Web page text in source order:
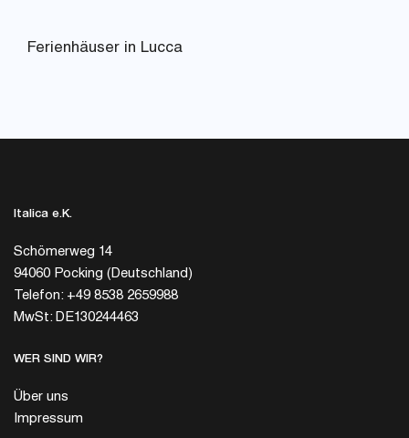
Ferienhäuser in Lucca
Italica e.K.
Schömerweg 14
94060 Pocking (Deutschland)
Telefon: +49 8538 2659988
MwSt: DE130244463
WER SIND WIR?
Über uns
Impressum